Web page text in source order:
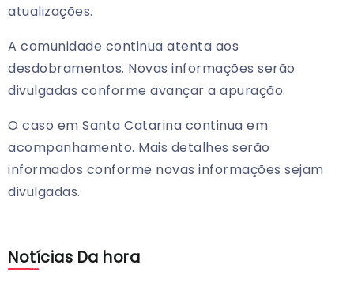
atualizações.
A comunidade continua atenta aos
desdobramentos. Novas informações serão
divulgadas conforme avançar a apuração.
O caso em Santa Catarina continua em
acompanhamento. Mais detalhes serão
informados conforme novas informações sejam
divulgadas.
Notícias Da hora